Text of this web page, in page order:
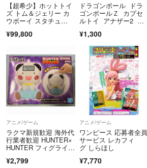
【超希少】ホットトイ
ズ トム＆ジェリー カ
ウボーイ スタチュ
¥99,800
ドラゴンボール ドラ
ゴンボールＺ カプセ
ルトイ アナザー2 マ
¥1,300
アニメ/ゲーム
ラクマ新規歓迎 海外代
行業者歓迎 HUNTER×
HUNTER フィグライ
ギュア
¥2,799
アニメ/ゲーム
ワンピース 応募者全員
サービス レカフィ
グ しらほし
¥7,770